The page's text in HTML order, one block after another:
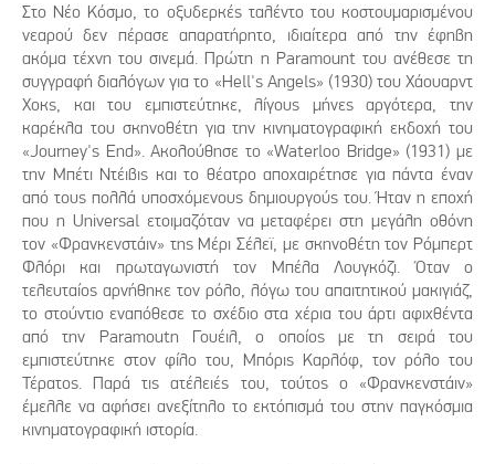
Στο Νέο Κόσμο, το οξυδερκές ταλέντο του κοστουμαρισμένου
νεαρού δεν πέρασε απαρατήρητο, ιδιαίτερα από την έφηβη
ακόμα τέχνη του σινεμά. Πρώτη η Paramount του ανέθεσε τη
συγγραφή διαλόγων για το «Hell's Angels» (1930) του Χάουαρντ
Χοκς, και του εμπιστεύτηκε, λίγους μήνες αργότερα, την
καρέκλα του σκηνοθέτη για την κινηματογραφική εκδοχή του
«Journey's End». Ακολούθησε το «Waterloo Bridge» (1931) με
την Μπέτι Ντέιβις και το θέατρο αποχαιρέτησε για πάντα έναν
από τους πολλά υποσχόμενους δημιουργούς του. Ήταν η εποχή
που η Universal ετοιμαζόταν να μεταφέρει στη μεγάλη οθόνη
τον «Φρανκενστάιν» της Μέρι Σέλεϊ, με σκηνοθέτη τον Ρόμπερτ
Φλόρι και πρωταγωνιστή τον Μπέλα Λουγκόζι. Όταν ο
τελευταίος αρνήθηκε τον ρόλο, λόγω του απαιτητικού μακιγιάζ,
το στούντιο εναπόθεσε το σχέδιο στα χέρια του άρτι αφιχθέντα
από την Paramoutn Γουέιλ, ο οποίος με τη σειρά του
εμπιστεύτηκε στον φίλο του, Μπόρις Καρλόφ, τον ρόλο του
Τέρατος. Παρά τις ατέλειές του, τούτος ο «Φρανκενστάιν»
έμελλε να αφήσει ανεξίτηλο το εκτόπισμά του στην παγκόσμια
κινηματογραφική ιστορία.